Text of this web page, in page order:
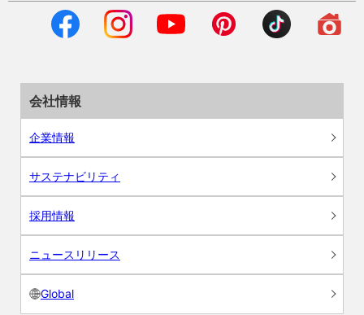
会社情報
企業情報
サステナビリティ
採用情報
ニュースリリース
Global